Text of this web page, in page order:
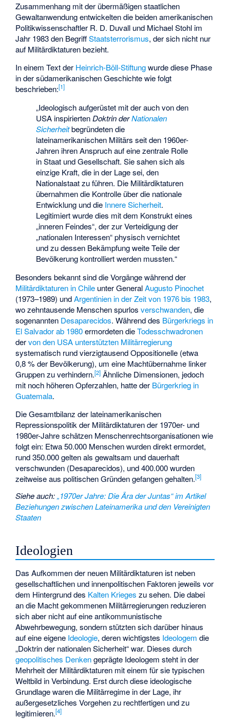
Zusammenhang mit der übermäßigen staatlichen
Gewaltanwendung entwickelten die beiden amerikanischen
Politikwissenschaftler R. D. Duvall und Michael Stohl im
Jahr 1983 den BegriffStaatsterrorismus, der sich nicht nur
auf Militärdiktaturen bezieht.
In einem Text der Heinrich-Böll-Stiftungwurde diese Phase
in der südamerikanischen Geschichte wie folgt
beschrieben:[1]
„Ideologisch aufgerüstet mit der auch von den
USA inspiriertenDoktrin derNationalen
Sicherheitbegründeten die
lateinamerikanischen Militärs seit den 1960er-
Jahren ihren Anspruch auf eine zentrale Rolle
in Staat und Gesellschaft. Sie sahen sich als
einzige Kraft, die in der Lage sei, den
Nationalstaat zu führen. Die Militärdiktaturen
übernahmen die Kontrolle über die nationale
Entwicklung und die Innere Sicherheit.
Legitimiert wurde dies mit dem Konstrukt eines
„inneren Feindes“, der zur Verteidigung der
„nationalen Interessen“ physisch vernichtet
und zu dessen Bekämpfung weite Teile der
Bevölkerung kontrolliert werden mussten.“
Besonders bekannt sind die Vorgänge während der
Militärdiktaturen in Chile unter GeneralAugusto Pinochet
(1973–1989) undArgentinien in der Zeit von 1976 bis 1983,
wo zehntausende Menschen spurlosverschwanden, die
sogenannten Desaparecidos. Während des Bürgerkriegs in
El Salvador ab 1980ermordeten dieTodesschwadronen
dervon den USA unterstützten Militärregierung
systematisch rund vierzigtausend Oppositionelle (etwa
0,8 % der Bevölkerung), um eine Machtübernahme linker
Gruppen zu verhindern.[2] Ähnliche Dimensionen, jedoch
mit noch höheren Opferzahlen, hatte der Bürgerkrieg in
Guatemala.
Die Gesamtbilanz der lateinamerikanischen
Repressionspolitik der Militärdiktaturen der 1970er- und
1980er-Jahre schätzen Menschenrechtsorganisationen wie
folgt ein: Etwa 50.000 Menschen wurden direkt ermordet,
rund 350.000 gelten als gewaltsam und dauerhaft
verschwunden (Desaparecidos), und 400.000 wurden
zeitweise aus politischen Gründen gefangen gehalten.[3]
Siehe auch:„1970er Jahre: Die Ära der Juntas“ im Artikel
Beziehungen zwischen Lateinamerika und den Vereinigten
Staaten
Ideologien
Das Aufkommen der neuen Militärdiktaturen ist neben
gesellschaftlichen und innenpolitischen Faktoren jeweils vor
dem Hintergrund des Kalten Krieges zu sehen. Die dabei
an die Macht gekommenen Militärregierungen reduzieren
sich aber nicht auf eine antikommunistische
Abwehrbewegung, sondern stützten sich darüber hinaus
auf eine eigene Ideologie, deren wichtigstes Ideologem die
„Doktrin der nationalen Sicherheit“ war. Dieses durch
geopolitisches Denkengeprägte Ideologem steht in der
Mehrheit der Militärdiktaturen mit einem für sie typischen
Weltbild in Verbindung. Erst durch diese ideologische
Grundlage waren die Militärregime in der Lage, ihr
außergesetzliches Vorgehen zu rechtfertigen und zu
legitimieren.[4]